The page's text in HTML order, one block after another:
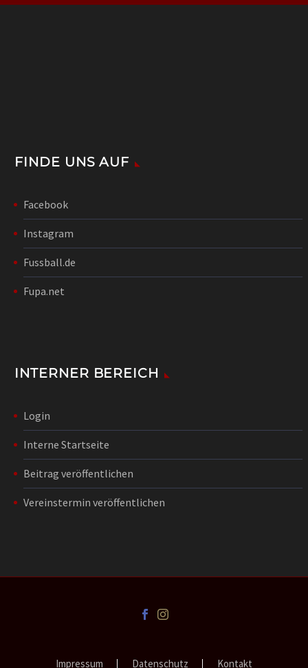
FINDE UNS AUF
Facebook
Instagram
Fussball.de
Fupa.net
INTERNER BEREICH
Login
Interne Startseite
Beitrag veröffentlichen
Vereinstermin veröffentlichen
Impressum Datenschutz Kontakt